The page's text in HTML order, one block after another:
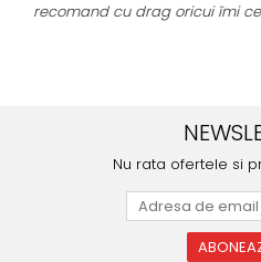
recomand cu drag oricui îmi
Nu rata ofertele si